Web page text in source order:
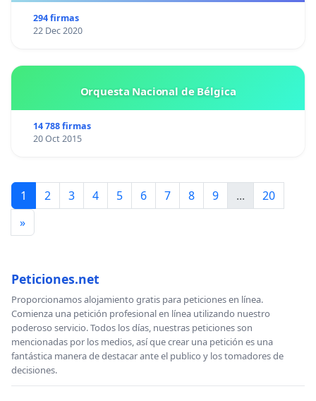
294 firmas
22 Dec 2020
Orquesta Nacional de Bélgica
14 788 firmas
20 Oct 2015
1 2 3 4 5 6 7 8 9 ...
20
»
Peticiones.net
Proporcionamos alojamiento gratis para peticiones en línea.
Comienza una petición profesional en línea utilizando nuestro
poderoso servicio. Todos los días, nuestras peticiones son
mencionadas por los medios, así que crear una petición es una
fantástica manera de destacar ante el publico y los tomadores de
decisiones.